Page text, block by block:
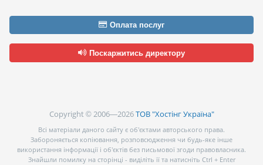
Оплата послуг
Поскаржитись директору
Copyright © 2006—2026ТОВ "Хостінг Україна"
Всі матеріали даного сайту є об’єктами авторського права.
Забороняється копіювання, розповсюдження чи будь-яке інше
використання інформації і об’єктів без письмової згоди правовласника.
Знайшли помилку на сторінці - виділіть її та натисніть Ctrl + Enter